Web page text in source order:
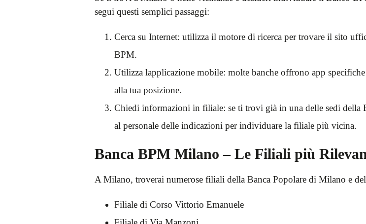
segui questi semplici passaggi:
Cerca su Internet: utilizza il motore di ricerca per trovare il sito
BPM.
Utilizza lapplicazione mobile: molte banche offrono app
alla tua posizione.
Chiedi informazioni in filiale: se ti trovi già in una delle sedi
al personale delle indicazioni per individuare la filiale più vicina.
Banca BPM Milano – Le Filiali più
A Milano, troverai numerose filiali della Banca Popolare di Milano e
Filiale di Corso Vittorio Emanuele